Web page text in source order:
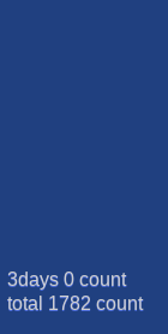
3days 0 count
total 1782 count